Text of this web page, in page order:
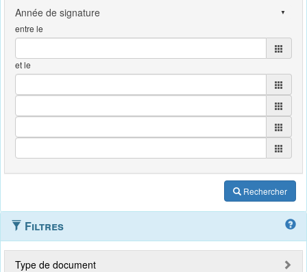
entre le
et le
Rechercher
Filtres
Type de document